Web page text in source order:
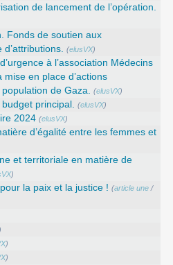
de lancement de l’opération.
Fonds de soutien aux
(elusVX)
à l’association Médecins
en place d’actions
de Gaza. (elusVX)
principal. (elusVX)
2024 (elusVX)
d’égalité entre les femmes et
et territoriale en matière de
)
la paix et la justice ! (article une /
)
)